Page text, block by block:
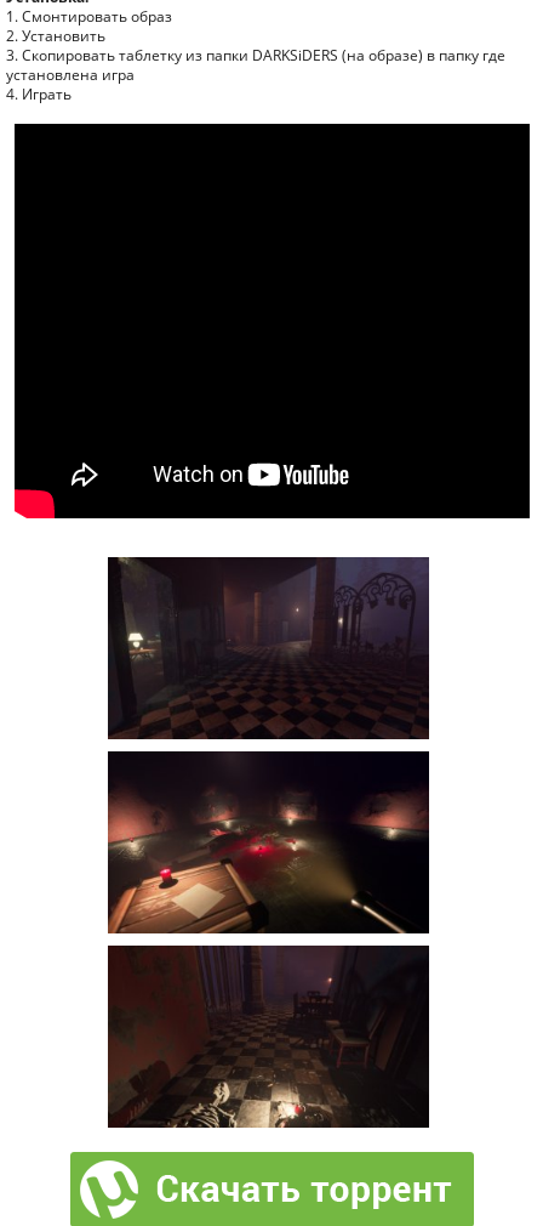
1. Смонтировать образ
2. Установить
3. Скопировать таблетку из папки DARKSiDERS (на образе) в папку где
установлена игра
4. Играть